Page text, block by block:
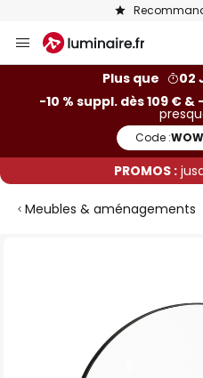
Allez
au
Plus que
02
-10 % suppl. dès 109 € &
Code :WOW
PROMOS :
Meubles & aménagements